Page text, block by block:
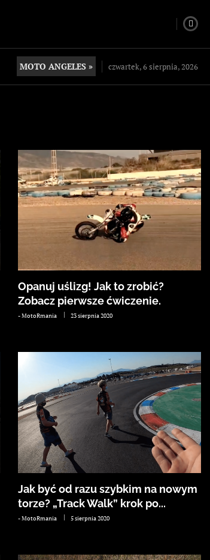
MOTO ANGELES » czwartek, 6 sierpnia, 2026
Opanuj uślizg! Jak to zrobić?
Zobacz pierwsze ćwiczenie.
-MotoRmania 23 sierpnia 2020
Jak być od razu szybkim na nowym
torze? „Track Walk” krok po...
-MotoRmania 5 sierpnia 2020